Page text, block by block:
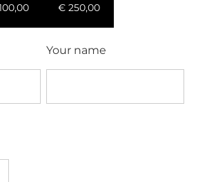
€250,00
Your name